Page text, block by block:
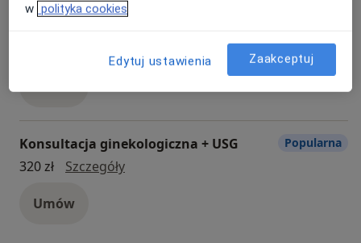
Konsultacja stomatologiczna
Konsultacja ginekologiczna + USG
320 zł
Szczegółykonsultacja ginekologiczna + USG
Umów
Popularna
w polityka cookies
Edytuj ustawienia Zaakceptuj